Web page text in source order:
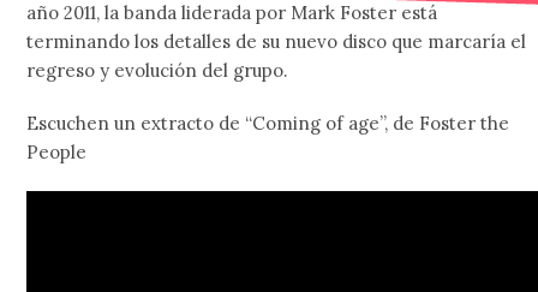
año 2011, la banda liderada por Mark Foster está
terminando los detalles de su nuevo disco que marcaría el
regreso y evolución del grupo.
Escuchen un extracto de “Coming of age”, de Foster the
People